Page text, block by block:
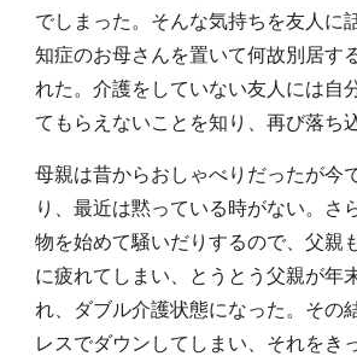
でしまった。そんな気持ちを友人に
知症のお母さんを置いて何故別居す
れた。介護をしていない友人には自
てもらえないことを知り、再び落ち
母親は昔からおしゃべりだったが今
り、最近は黙っている時がない。さ
物を始めて騒いだりするので、父親
に疲れてしまい、とうとう父親が年
れ、ダブル介護状態になった。その
レスでダウンしてしまい、それをき